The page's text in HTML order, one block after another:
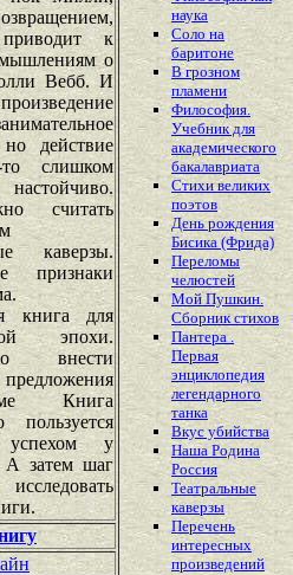
к
о
Вебб. И
действие
слишком
считать
каверзы.
признаки
книга для
эпохи.
внести
Книга
пользуется
успехом у
А затем шаг
наука
Соло на
баритоне
В грозном
пламени
Философия.
Учебник для
академического
бакалавриата
Стихи великих
поэтов
День рождения
Бисика (Фрида)
Переломы
челюстей
Мой Пушкин.
Сборник стихов
Пантера .
Первая
энциклопедия
легендарного
танка
Вкус убийства
Наша Родина
Россия
Театральные
каверзы
Перечень
интересных
произведений